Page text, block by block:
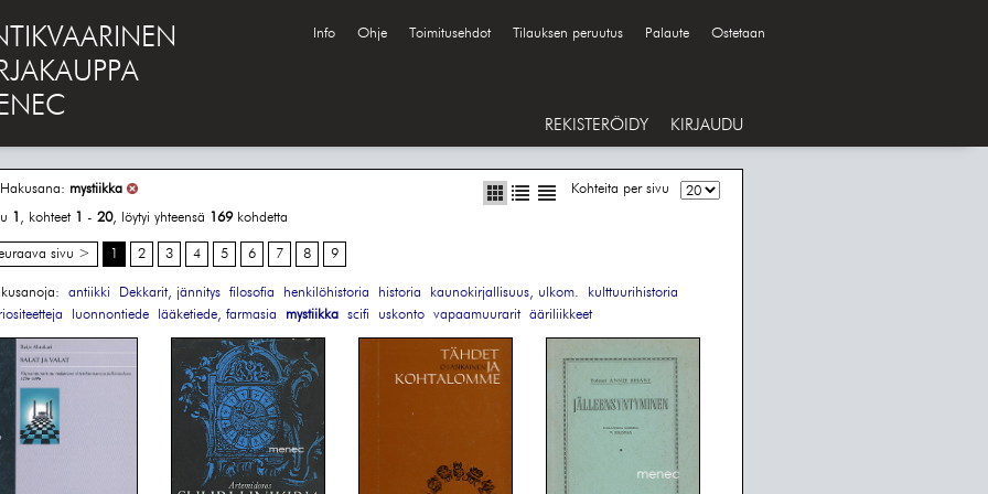
Info Ohje Toimitusehdot Tilauksen peruutus Palaute Ostetaan
REKISTERÖIDY KIRJAUDU
Kohteita per sivu
mystiikka
1 , kohteet 1 - 20, löytyi yhteensä 169kohdetta
sivu > 1 2 3 4 5 6 7 8 9
antiikki Dekkarit, jännitys filosofia henkilöhistoria historia kaunokirjallisuus, ulkom.
kulttuurihistoria
luonnontiede lääketiede, farmasia mystiikka scifi uskonto vapaamuurarit ääriliikkeet